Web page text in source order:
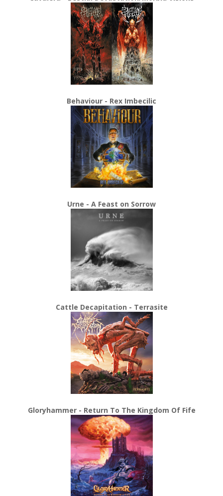
Behaviour - Rex Imbecilic
Urne - A Feast on Sorrow
Cattle Decapitation - Terrasite
Gloryhammer - Return To The Kingdom Of Fife